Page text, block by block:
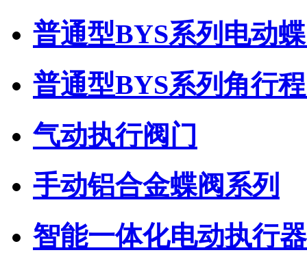
普通型BYS系列电动
普通型BYS系列角行
气动执行阀门
手动铝合金蝶阀系列
智能一体化电动执行器